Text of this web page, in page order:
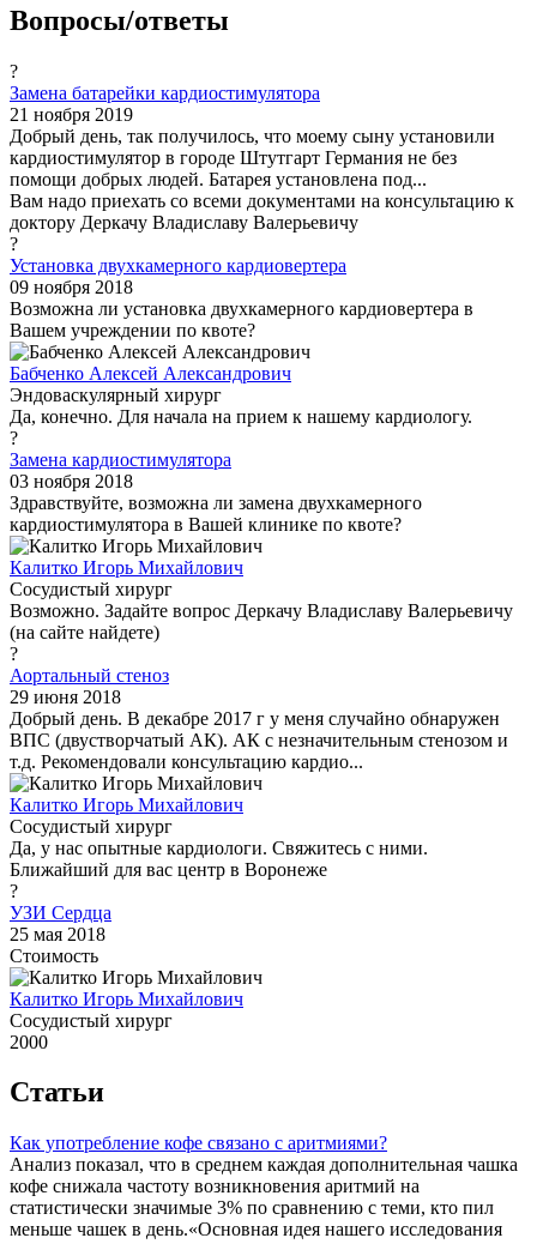
Вопросы/ответы
?
Замена батарейки кардиостимулятора
21 ноября 2019
Добрый день, так получилось, что моему сыну установили
кардиостимулятор в городе Штутгарт Германия не без
помощи добрых людей. Батарея установлена под...
Вам надо приехать со всеми документами на консультацию к
доктору Деркачу Владиславу Валерьевичу
?
Установка двухкамерного кардиовертера
09 ноября 2018
Возможна ли установка двухкамерного кардиовертера в
Вашем учреждении по квоте?
Бабченко Алексей Александрович
Эндоваскулярный хирург
Да, конечно. Для начала на прием к нашему кардиологу.
?
Замена кардиостимулятора
03 ноября 2018
Здравствуйте, возможна ли замена двухкамерного
кардиостимулятора в Вашей клинике по квоте?
Калитко Игорь Михайлович
Сосудистый хирург
Возможно. Задайте вопрос Деркачу Владиславу Валерьевичу
(на сайте найдете)
?
Аортальный стеноз
29 июня 2018
Добрый день. В декабре 2017 г у меня случайно обнаружен
ВПС (двустворчатый АК). АК с незначительным стенозом и
т.д. Рекомендовали консультацию кардио...
Калитко Игорь Михайлович
Сосудистый хирург
Да, у нас опытные кардиологи. Свяжитесь с ними.
Ближайший для вас центр в Воронеже
?
УЗИ Сердца
25 мая 2018
Стоимость
Калитко Игорь Михайлович
Сосудистый хирург
2000
Статьи
Как употребление кофе связано с аритмиями?
Анализ показал, что в среднем каждая дополнительная чашка
кофе снижала частоту возникновения аритмий на
статистически значимые 3% по сравнению с теми, кто пил
меньше чашек в день.«Основная идея нашего исследования